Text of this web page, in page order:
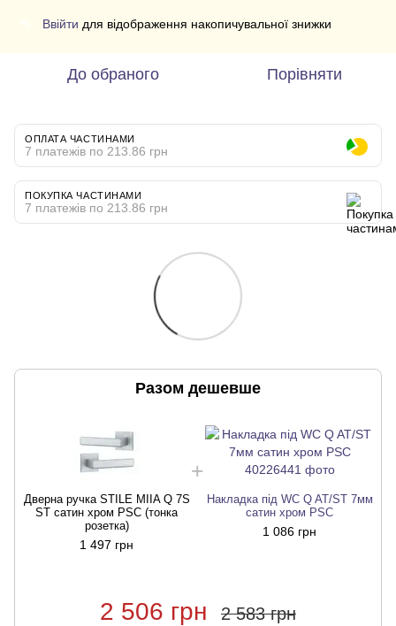
Ввійти для відображення накопичувальної знижки
До обраного Порівняти
ОПЛАТА ЧАСТИНАМИ
7 платежів по 213.86 грн
ПОКУПКА ЧАСТИНАМИ
7 платежів по 213.86 грн
Разом дешевше
Дверна ручка STILE MIIA Q 7S
ST сатин хром PSC (тонка
розетка)
1 497 грн
Накладка під WC Q AT/ST 7мм
сатин хром PSC
1 086 грн
2 506 грн 2 583 грн